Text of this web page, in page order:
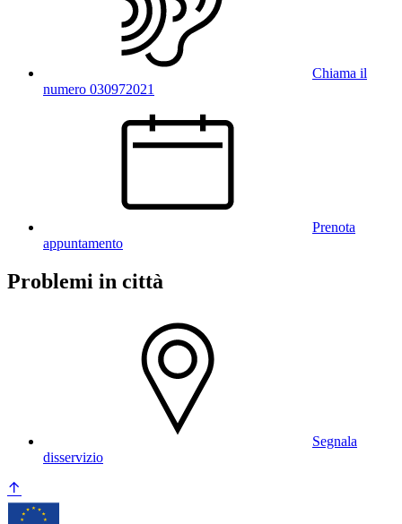
Chiama il
numero 030972021
Prenota
appuntamento
Problemi in città
Segnala
disservizio